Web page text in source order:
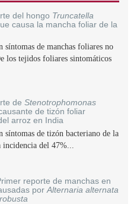
del hongo Truncatella
causa la mancha foliar de la
síntomas de manchas foliares no
los tejidos foliares sintomáticos
de Stenotrophomonas
de tizón foliar
arroz en India
síntomas de tizón bacteriano de la
incidencia del 47%...
reporte de manchas en
por Alternaria alternata